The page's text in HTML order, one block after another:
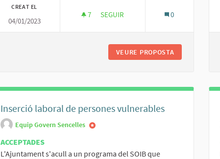
CREAT EL
04/01/2023
7 7 SEGUIDORES
SEGUIR
DINAMITZAR EL CATÀLEG
0
VEURE PROPOSTA DINAMITZAR
Inserció laboral de persones vulnerables
Equip Govern Sencelles
ACCEPTADES
L'Ajuntament s'acull a un programa del SOIB que